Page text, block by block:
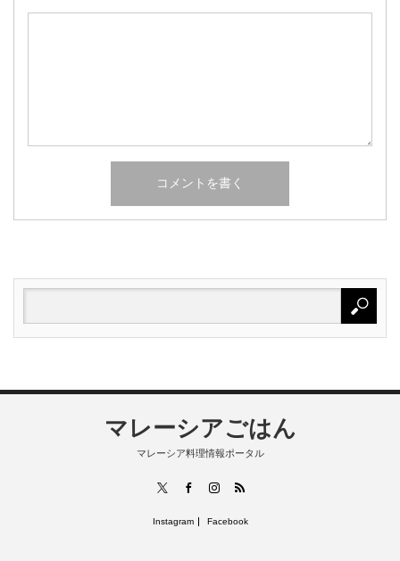
マレーシアごはん
マレーシア料理情報ポータル
FacebookInstagram
RSS
Instagram Facebook